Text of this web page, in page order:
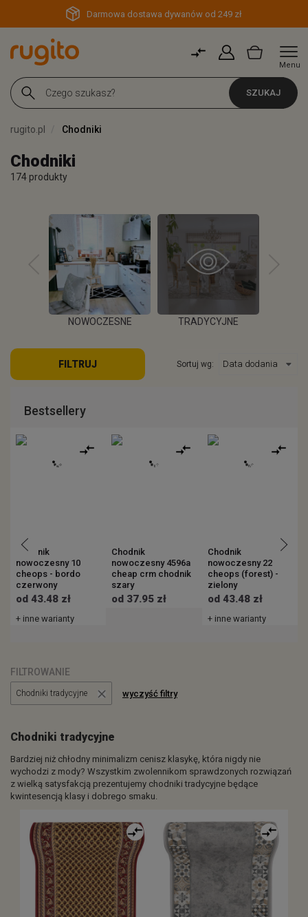
Darmowa dostawa dywanów od 249 zł
Menu
SZUKAJ
rugito.pl Chodniki
Chodniki
174 produkty
WIĘCEJ
NOWOCZESNE TRADYCYJNE
FILTRUJ Sortuj wg:
Bestsellery
Chodnik
nowoczesny 10
cheops - bordo
czerwony
od 43.48 zł
+ inne warianty
Chodnik
nowoczesny 4596a
cheap crm chodnik
szary
od 37.95 zł
Chodnik
nowoczesny 22
cheops (forest) -
zielony
od 43.48 zł
+ inne warianty
FILTROWANIE
Chodniki tradycyjne wyczyść filtry
Chodniki tradycyjne
Bardziej niż chłodny minimalizm cenisz klasykę, która nigdy nie
wychodzi z mody? Wszystkim zwolennikom sprawdzonych rozwiązań
z wielką satysfakcją prezentujemy chodniki tradycyjne będące
kwintesencją klasy i dobrego smaku.